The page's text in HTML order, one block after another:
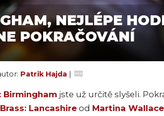
NEJLÉPE
POKRAČOVÁNÍ
Patrik Hajda |
Birmingham jste už určitě slyšeli.
Brass: Lancashire od Martina Wallace